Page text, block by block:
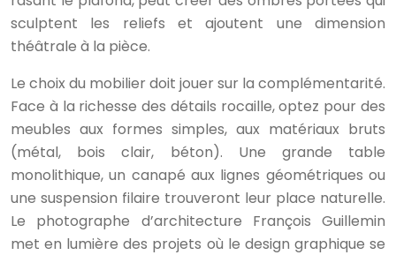
sculptent les reliefs et ajoutent une dimension
théâtrale à la pièce.
Le choix du mobilier doit jouer sur la complémentarité.
Face à la richesse des détails rocaille, optez pour des
meubles aux formes simples, aux matériaux bruts
(métal, bois clair, béton). Une grande table
monolithique, un canapé aux lignes géométriques ou
une suspension filaire trouveront leur place naturelle.
Le photographe d’architecture François Guillemin
met en lumière des projets où le design graphique se